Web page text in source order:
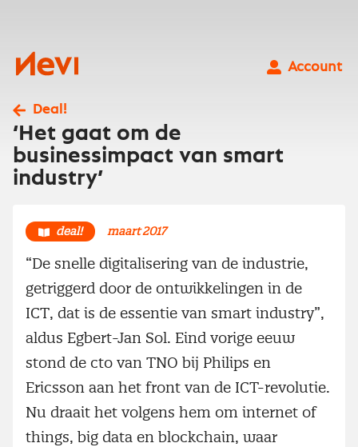
Nevi
Account
Deal!
‘Het gaat om de
businessimpact van smart
industry’
deal! maart 2017
“De snelle digitalisering van de industrie,
getriggerd door de ontwikkelingen in de
ICT, dat is de essentie van smart industry”,
aldus Egbert-Jan Sol. Eind vorige eeuw
stond de cto van TNO bij Philips en
Ericsson aan het front van de ICT-revolutie.
Nu draait het volgens hem om internet of
things, big data en blockchain, waar